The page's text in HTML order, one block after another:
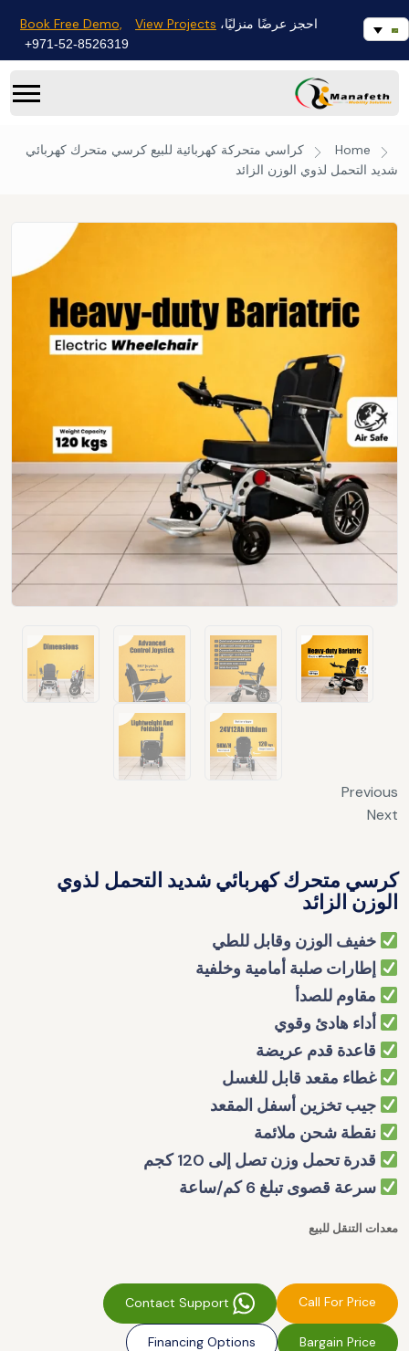
احجز عرضًا منزليًا، Book Free Demo, View Projects
971-52-8526319+
Home كراسي متحركة كهربائية للبيع كرسي متحرك كهربائي
شديد التحمل لذوي الوزن الزائد
Previous
Next
كرسي متحرك كهربائي شديد التحمل لذوي
الوزن الزائد
خفيف الوزن وقابل للطي
إطارات صلبة أمامية وخلفية
مقاوم للصدأ
أداء هادئ وقوي
قاعدة قدم عريضة
غطاء مقعد قابل للغسل
جيب تخزين أسفل المقعد
نقطة شحن ملائمة
قدرة تحمل وزن تصل إلى 120 كجم
سرعة قصوى تبلغ 6 كم/ساعة
معدات التنقل للبيع
Call For Price
Bargain Price
Financing Options